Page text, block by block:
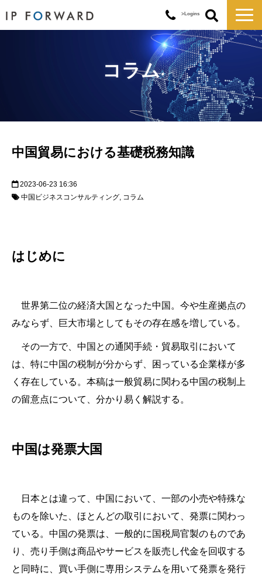
>Logins
サービス一覧
対応実績
コラム
お知らせ
企業情報
コラム
中国貿易における基礎税務知識
2023-06-23 16:36
中国ビジネスコンサルティング コラム
はじめに
世界第二位の経済大国となった中国。今や生産拠点の
みならず、巨大市場としてもその存在感を増している。
その一方で、中国との通関手続・貿易取引において
は、特に中国の税制が分からず、困っている企業様が多
く存在している。本稿は一般貿易に関わる中国の税制上
の留意点について、分かり易く解説する。
中国は発票大国
日本とは違って、中国において、一部の小売や特殊な
ものを除いた、ほとんどの取引において、発票に関わっ
ている。中国の発票は、一般的に国税局官製のものであ
り、売り手側は商品やサービスを販売し代金を回収する
と同時に、買い手側に専用システムを用いて発票を発行